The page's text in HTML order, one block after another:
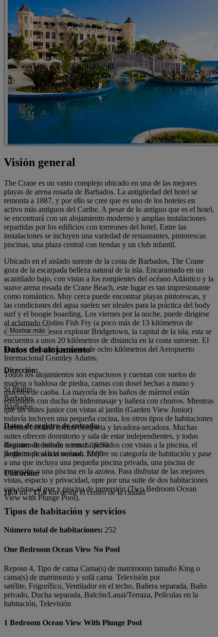
Visión general
The Crane es un vasto complejo ubicado en una de las mejores
playas de arena rosada de Barbados. La antigüedad del hotel se
remonta a 1887, y por ello se cree que es uno de los hoteles en
activo más antiguos del Caribe. A pesar de lo antiguo que es el hotel,
se encontrará con un alojamiento moderno y amplias instalaciones
repartidas por los edificios con torreones del hotel. Entre las
instalaciones se incluyen una variedad de restaurantes, pintorescas
piscinas, una plaza central con tiendas y un club infantil.
Ubicado en el aislado sureste de la costa de Barbados, The Crane
goza de la escarpada belleza natural de la isla. Encaramado en un
acantilado bajo, con vistas a los rompientes del océano Atlántico y la
suave arena rosada de Crane Beach, este lugar es tan impresionante
como romántico. Muy cerca puede encontrar playas pintorescas, y
las condiciones del agua suelen ser ideales para la práctica del body
surf y el boogie boarding. Los viernes por la noche, puede dirigirse
al aclamado Oistins Fish Fry (a poco más de 13 kilómetros de
distancia). Si desea explorar Bridgetown, la capital de la isla, esta se
encuentra a unos 20 kilómetros de distancia en la costa suroeste. El
hotel se encuentra a menos de ocho kilómetros del Aeropuerto
Internacional Grantley Adams.
Todos los alojamientos son espaciosos y cuentan con suelos de
madera o baldosa de piedra, camas con dosel hechas a mano y
muebles de caoba. La mayoría de los baños de mármol están
equipados con ducha de hidromasaje y bañera con chorros. Mientras
que las suites junior con vistas al jardín (Garden View Junior)
todavía incluyen una pequeña cocina, los otros tipos de habitaciones
cuentan con una cocina completa y lavadora-secadora. Muchas
suites ofrecen dormitorio y sala de estar independientes, y todas
disponen de balcón o terraza privados con vistas a la piscina, el
jardín tropical o el océano. Mejore su categoría de habitación y pase
a una que incluya una pequeña piscina privada, una piscina de
inmersión o una piscina en la azotea. Para disfrutar de las mejores
vistas, espacio y privacidad, opte por una suite de dos habitaciones
con vistas al mar y piscina de inmersión (Two Bedroom Ocean
View with Plunge Pool).
Mostrar más
Datos del alojamiento
Dirección:
St Phillip
Barbados
Barbados
Datos de registro de entrada:
Registro de entrada normal: 16:00
Registro de salida normal: 12:00
Ubicación:
10.9mi /17.6km desde el centro de la ciudad
Tipos de habitación y servicios
Número total de habitaciones: 252
One Bedroom Ocean View No Pool
Reposo 4, Tipo de cama Cama(s) de matrimonio tamaño King o
cama(s) de matrimonio y sofá cama Televisión por
satélite, Frigorífico, Ventilador en el techo, Bañera separada, Baño
privado, Ducha separada, Balcón/Lanai/Terraza, Películas en la
habitación, Televisión
1 Bedroom Ocean View With Plunge Pool